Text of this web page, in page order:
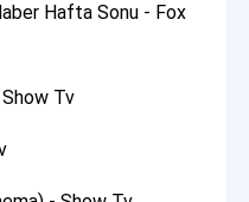
Hafta Sonu - Fox
Show Tv